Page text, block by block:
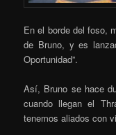
En el borde del foso,
de Bruno, y es
Oportunidad”.
Así, Bruno se hace
cuando llegan el
tenemos aliados con